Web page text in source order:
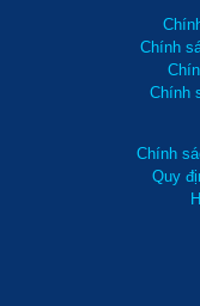
Chính
Chính
Chính
Quy